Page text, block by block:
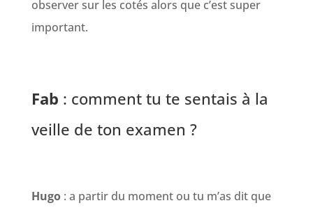
observer sur les cotés alors que c’est super
important.
Fab : comment tu te sentais à la
veille de ton examen ?
Hugo: a partir du moment ou tu m’as dit que